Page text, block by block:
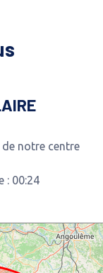
de notre centre
: 00:24